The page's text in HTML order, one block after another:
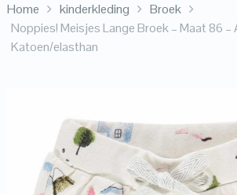
Home kinderkleding
Broek
Noppies! Meisjes Lange Broek – Maat 86 –
Katoen/elasthan